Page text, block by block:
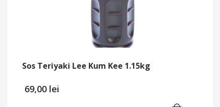
Sos Teriyaki Lee Kum Kee 1.15kg
69,00 lei